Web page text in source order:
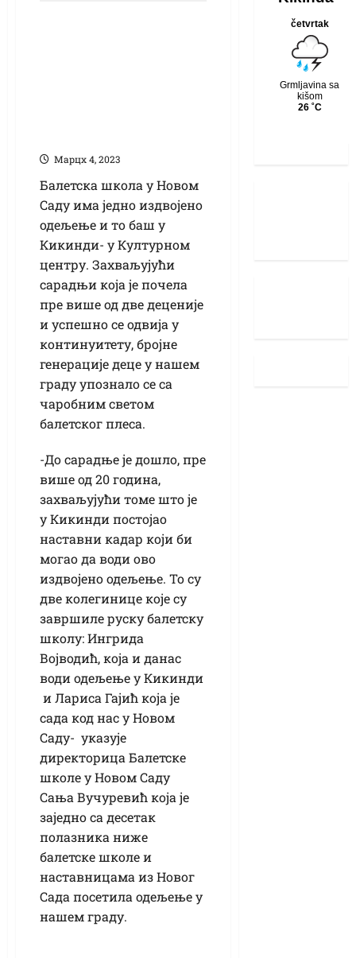
Марцх 4, 2023
Балетска школа у Новом
Саду има једно издвојено
одељење и то баш у
Кикинди- у Културном
центру. Захваљујући
сарадњи која је почела
пре више од две деценије
и успешно се одвија у
континуитету, бројне
генерације деце у нашем
граду упознало се са
чаробним светом
балетског плеса.
-До сарадње је дошло, пре
више од 20 година,
захваљујући томе што је
у Кикинди постојао
наставни кадар који би
могао да води ово
издвојено одељење. То су
две колегинице које су
завршиле руску балетску
школу: Ингрида
Војводић, која и данас
води одељење у Кикинди
и Лариса Гајић која је
сада код нас у Новом
Саду- указује
директорица Балетске
школе у Новом Саду
Сања Вучуревић која је
заједно са десетак
полазника ниже
балетске школе и
наставницама из Новог
Сада посетила одељење у
нашем граду.